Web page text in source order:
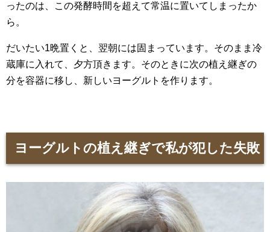
ったのは、この発酵時間を超えて常温に置いてしまったか
ら。
だいたい1晩置くと、翌朝には固まっています。そのまま冷
蔵庫に入れて、夕方頂きます。そのときに次の植え継ぎの
分を容器に移し、新しいヨーグルトを作ります。
ヨーグルトの植え継ぎで私が犯した失敗